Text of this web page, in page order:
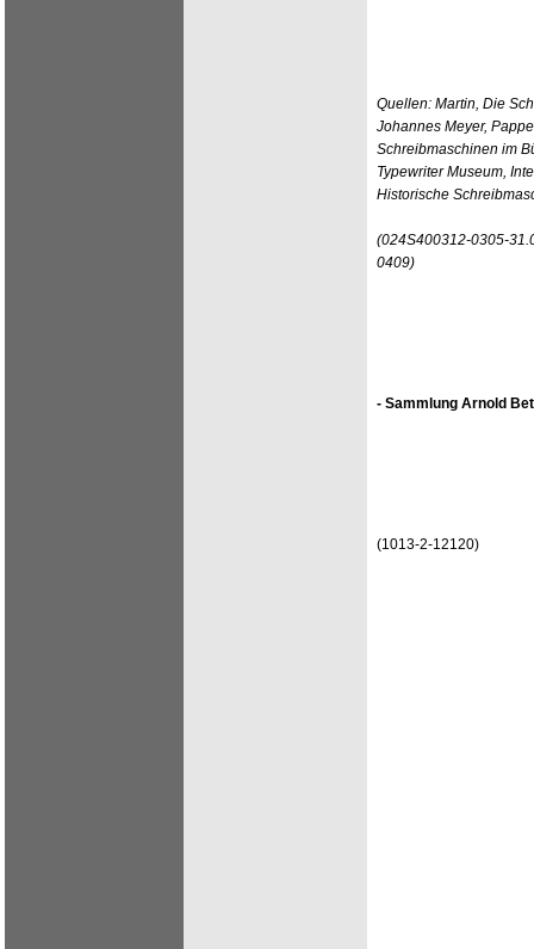
Quellen: Martin, Die
Johannes Meyer,
Schreibmaschinen im
Typewriter Museum,
Historische
(024S400312-0305-
0409)
- Sammlung Arnold
(1013-2-12120)